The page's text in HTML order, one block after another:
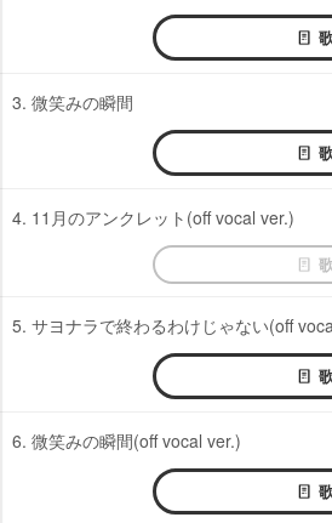
3. 微笑みの瞬間
4. 11月のアンクレット(off vocal ver.)
5. サヨナラで終わるわけじゃない(off
6. 微笑みの瞬間(off vocal ver.)